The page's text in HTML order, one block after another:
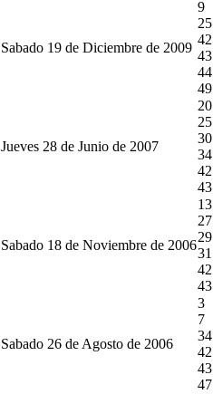
Sabado 19 de Diciembre de 2009
9
25
42
43
44
49
Jueves 28 de Junio de 2007
20
25
30
34
42
43
Sabado 18 de Noviembre de 2006
13
27
29
31
42
43
Sabado 26 de Agosto de 2006
3
7
34
42
43
47